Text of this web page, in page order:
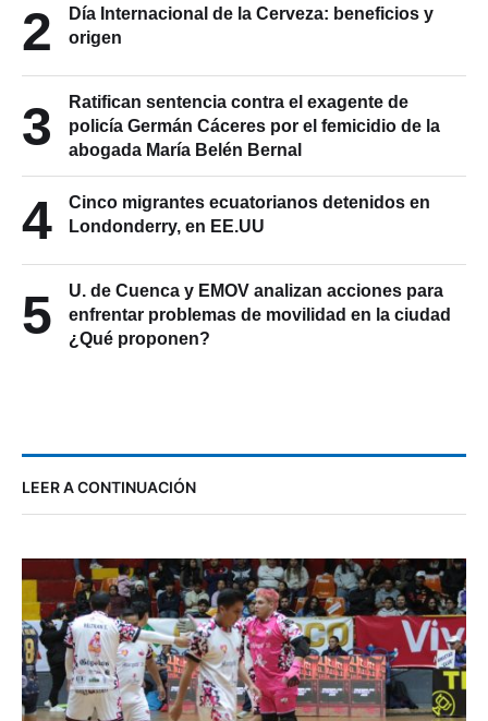
2
Día Internacional de la Cerveza: beneficios y
origen
3
Ratifican sentencia contra el exagente de
policía Germán Cáceres por el femicidio de la
abogada María Belén Bernal
4
Cinco migrantes ecuatorianos detenidos en
Londonderry, en EE.UU
5
U. de Cuenca y EMOV analizan acciones para
enfrentar problemas de movilidad en la ciudad
¿Qué proponen?
LEER A CONTINUACIÓN